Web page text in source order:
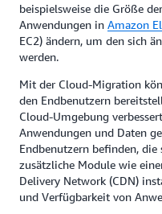
beispielsweise die Größe
Anwendungen in Amazon
EC2) ändern, um den sich
werden.
Mit der Cloud-Migration
den Endbenutzern
Cloud-Umgebung
Anwendungen und Daten
Endbenutzern befinden,
zusätzliche Module wie
Delivery Network (CDN)
und Verfügbarkeit von